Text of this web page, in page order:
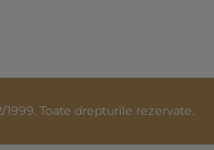
1999. Toate drepturile rezervate.